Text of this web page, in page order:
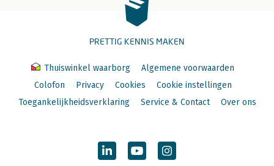
PRETTIG KENNIS MAKEN
Thuiswinkel waarborg
Algemene voorwaarden
Colofon
Privacy Cookies
Cookie instellingen
Toegankelijkheidsverklaring
Service & Contact Over ons